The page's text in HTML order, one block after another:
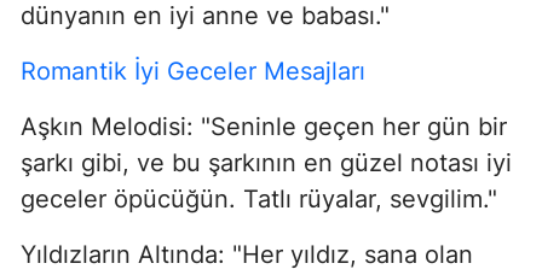
dünyanın en iyi anne ve babası."
Romantik İyi Geceler Mesajları
Aşkın Melodisi: "Seninle geçen her gün bir
şarkı gibi, ve bu şarkının en güzel notası iyi
geceler öpücüğün. Tatlı rüyalar, sevgilim."
Yıldızların Altında: "Her yıldız, sana olan